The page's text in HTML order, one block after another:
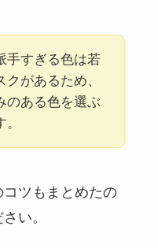
手すぎる色は若
があるため、
のある色を選ぶ
ツもまとめたの
い。